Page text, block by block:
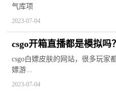
气库项
2023-07-04
csgo开箱直播都是模拟吗
看？
csgo白嫖皮肤的网站，很多玩家
嫖游...
2023-07-04